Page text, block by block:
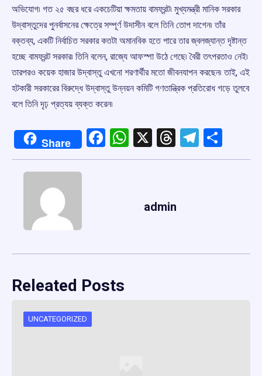
অভিযোগ৷ গত ২৫ বছর ধরে একচেটিয়া ক্ষমতায় বামফ্রন্ট৷ মুখ্যমন্ত্রী মানিক সরকার
উদ্বাস্তুদের পুনর্বাসনের ক্ষেত্রে সম্পূর্ণ উদাসীন বলে তিনি তোপ দাগেন৷ তাঁর
বক্তব্য, একটি নির্বাচিত সরকার কতটা অমানবিক হতে পারে তার জ্বলজ্যান্ত দৃষ্টান্ত
হচ্ছে বামফ্রন্ট সরকার৷ তিনি বলেন, রাজ্যে আফস্পা উঠে গেছে৷ বৈরী তৎপরতাও নেই৷
তারপরও কয়েক হাজার উদ্বাস্তু এখনো শরণার্থীর মতো জীবনযাপন করছেন৷ তাই, এই
হটকারী সরকারের বিরুদ্ধে উদ্বাস্তু উন্নয়ন কমিটি গণতান্ত্রিক প্রতিরোধ গড়ে তুলবে
বলে তিনি দৃঢ় প্রত্যয় ব্যক্ত করেন৷
Share Facebook
WhatsApp
X Threads
admin
Releated Posts
UNCATEGORIZED